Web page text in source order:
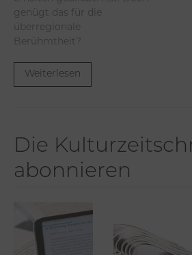
genügt das für die
überregionale
Berühmtheit?
Weiterlesen
Die
abonnieren